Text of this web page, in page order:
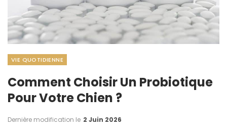
VIE QUOTIDIENNE
Comment Choisir Un Probiotique
Pour Votre Chien ?
Dernière modification le 2 Juin 2026